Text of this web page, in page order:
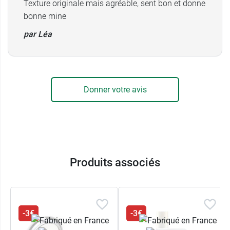
Visage
Conditionnement :
Et après l'exposition au soleil, pensez au
après soleil Sun Secure.
Texture originale mais agréable, sent bon et donne
bonne mine
par Léa
Donner votre avis
Produits associés
-3€ -3€